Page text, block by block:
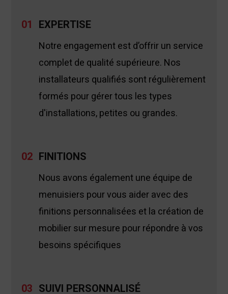
01 EXPERTISE
Notre engagement est d’offrir un service
complet de qualité supérieure. Nos
installateurs qualifiés sont régulièrement
formés pour gérer tous les types
d'installations, petites ou grandes.
02 FINITIONS
Nous avons également une équipe de
menuisiers pour vous aider avec des
finitions personnalisées et la création de
mobilier sur mesure pour répondre à vos
besoins spécifiques
03 SUIVI PERSONNALISÉ